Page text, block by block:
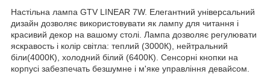
Настільна лампа GTV LINEAR 7W. Елегантний універсальний
дизайн дозволяє використовувати як лампу для читання і
красивий декор на вашому столі. Лампа дозволяє регулювати
яскравость і колір світла: теплий (3000К), нейтральний
біли(4000К), холодний білий (6400К). Сенсорні кнопки на
корпусі забезпечать безшумне і м'яке управління девайсом.